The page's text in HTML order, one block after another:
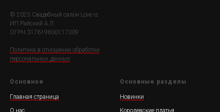
© 2025 Свадебный салон Love is
ИП Райский А.Л.
ОГРН 317619600117009
Политика в отношении обработки
персональных данных
Основное
Главная страница
О нас
Основные разделы
Новинки
Королевские платья